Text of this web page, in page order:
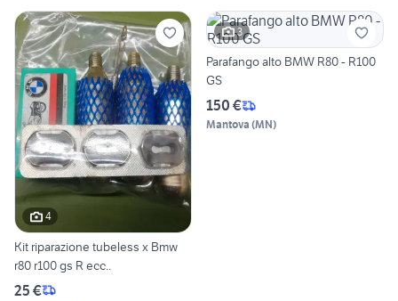
4
Kit riparazione tubeless x Bmw
r80 r100 gs R ecc..
25 €
3
Parafango alto BMW R80 - R100
GS
150 €
Mantova (MN)